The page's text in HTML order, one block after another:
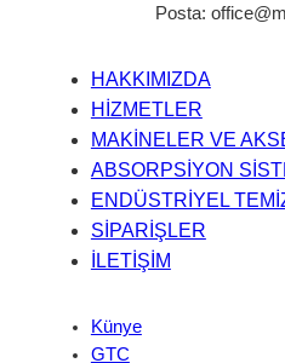
Posta:
HAKKIMIZDA
HİZMETLER
MAKİNELER VE
ABSORPSİYON
ENDÜSTRİYEL
SİPARİŞLER
İLETİŞİM
Künye
GTC